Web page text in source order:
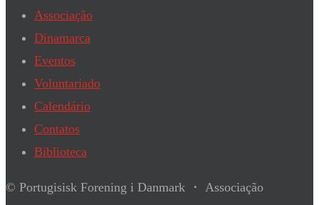
Associação
Dinamarca
Eventos
Voluntariado
Calendário
Contatos
Biblioteca
© Portugisisk Forening i Danmark ・ Associação